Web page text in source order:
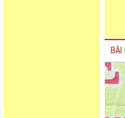
BÀI